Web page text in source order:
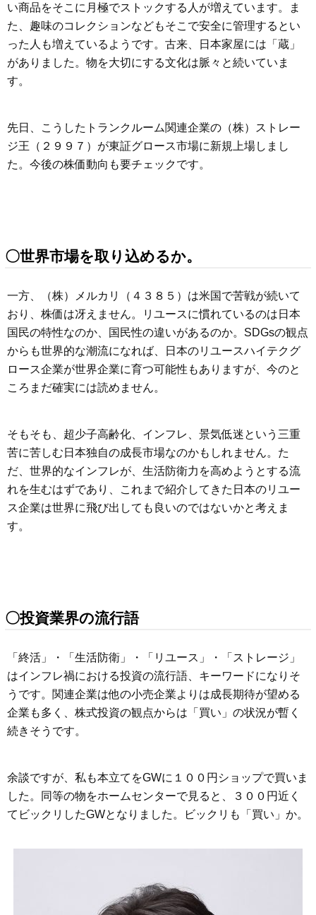
い商品をそこに月極でストックする人が増えています。ま
た、趣味のコレクションなどもそこで安全に管理するとい
った人も増えているようです。古来、日本家屋には「蔵」
がありました。物を大切にする文化は脈々と続いていま
す。
先日、こうしたトランクルーム関連企業の（株）ストレー
ジ王（２９９７）が東証グロース市場に新規上場しまし
た。今後の株価動向も要チェックです。
〇世界市場を取り込めるか。
一方、（株）メルカリ（４３８５）は米国で苦戦が続いて
おり、株価は冴えません。リユースに慣れているのは日本
国民の特性なのか、国民性の違いがあるのか。SDGsの観点
からも世界的な潮流になれば、日本のリユースハイテクグ
ロース企業が世界企業に育つ可能性もありますが、今のと
ころまだ確実には読めません。
そもそも、超少子高齢化、インフレ、景気低迷という三重
苦に苦しむ日本独自の成長市場なのかもしれません。た
だ、世界的なインフレが、生活防衛力を高めようとする流
れを生むはずであり、これまで紹介してきた日本のリユー
ス企業は世界に飛び出しても良いのではないかと考えま
す。
〇投資業界の流行語
「終活」・「生活防衛」・「リユース」・「ストレージ」
はインフレ禍における投資の流行語、キーワードになりそ
うです。関連企業は他の小売企業よりは成長期待が望める
企業も多く、株式投資の観点からは「買い」の状況が暫く
続きそうです。
余談ですが、私も本立てをGWに１００円ショップで買いま
した。同等の物をホームセンターで見ると、３００円近く
てビックリしたGWとなりました。ビックリも「買い」か。